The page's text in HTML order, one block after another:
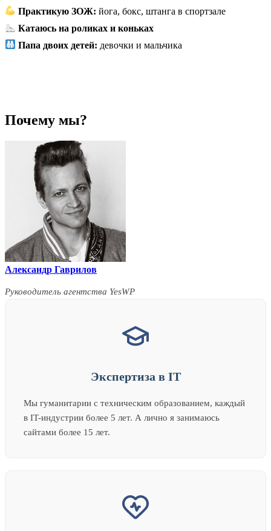
Практикую ЗОЖ: йога, бокс, штанга в спортзале
Катаюсь на роликах и коньках
Папа двоих детей: девочки и мальчика
Почему мы?
Александр Гаврилов
Руководитель агентства YesWP
Экспертиза в IT
Мы гуманитарии с техническим образованием, каждый
в IT-индустрии более 5 лет. А лично я занимаюсь
сайтами более 15 лет.